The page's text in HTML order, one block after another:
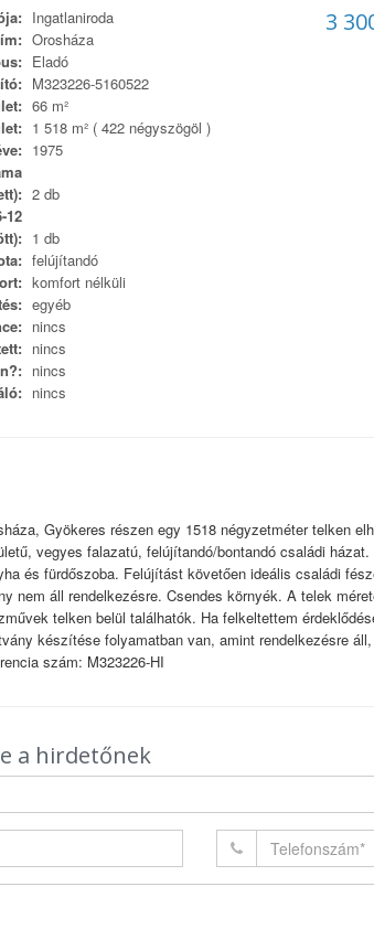
3
Ingatlaniroda
Orosháza
Eladó
M323226-5160522
66 m²
1 518 m² ( 422 négyszögöl )
1975
2 db
12
1 db
felújítandó
komfort nélküli
egyéb
nincs
nincs
nincs
nincs
Gyökeres részen egy 1518 négyzetméter telken
vegyes falazatú, felújítandó/bontandó családi
és fürdőszoba. Felújítást követően ideális családi
nem áll rendelkezésre. Csendes környék. A telek
telken belül találhatók. Ha felkeltettem
készítése folyamatban van, amint rendelkezésre
szám: M323226-HI
a hirdetőnek